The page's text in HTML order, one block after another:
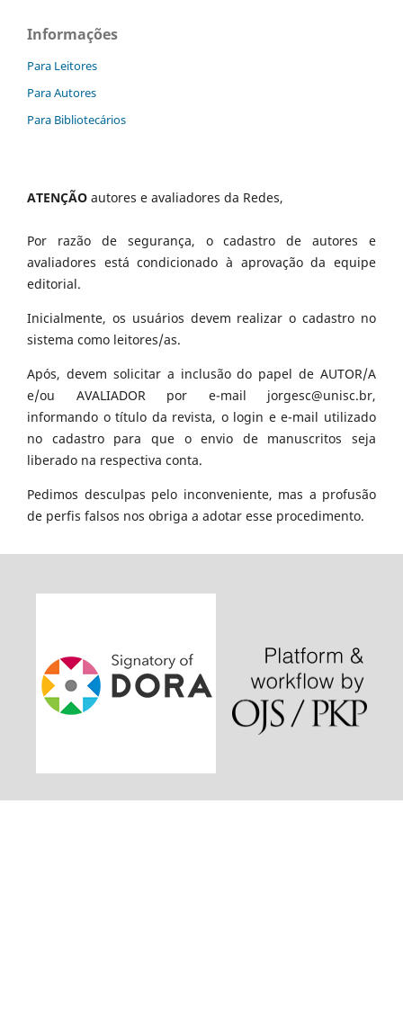
Informações
Para Leitores
Para Autores
Para Bibliotecários
ATENÇÃO autores e avaliadores da Redes,
Por razão de segurança, o cadastro de autores e
avaliadores está condicionado à aprovação da equipe
editorial.
Inicialmente, os usuários devem realizar o cadastro no
sistema como leitores/as.
Após, devem solicitar a inclusão do papel de AUTOR/A
e/ou AVALIADOR por e-mail jorgesc@unisc.br,
informando o título da revista, o login e e-mail utilizado
no cadastro para que o envio de manuscritos seja
liberado na respectiva conta.
Pedimos desculpas pelo inconveniente, mas a profusão
de perfis falsos nos obriga a adotar esse procedimento.